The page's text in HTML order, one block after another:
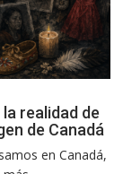
realidad de
de Canadá
en Canadá,